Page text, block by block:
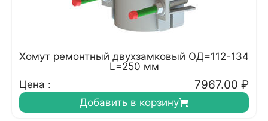
Хомут ремонтный двухзамковый ОД=112-134
L=250 мм
Цена :
7967.00 ₽
Добавить в корзину